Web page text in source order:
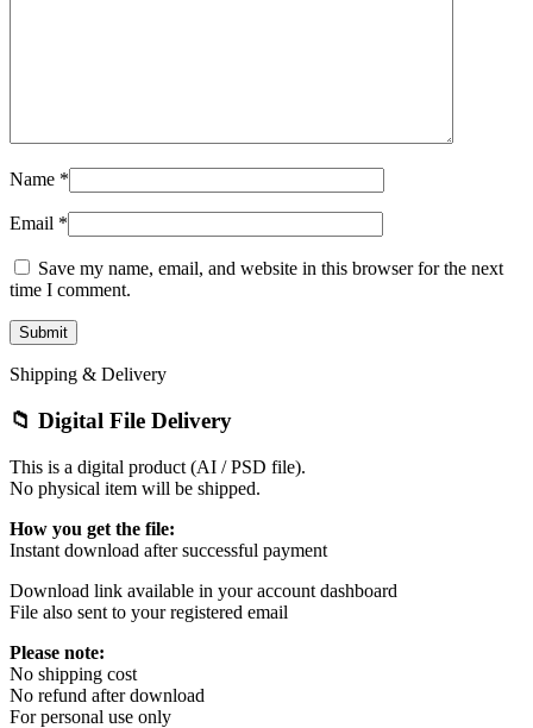
Name *
Email *
Save my name, email, and website in this browser for the next
time I comment.
Shipping & Delivery
📁 Digital File Delivery
This is a digital product (AI / PSD file).
No physical item will be shipped.
How you get the file:
Instant download after successful payment
Download link available in your account dashboard
File also sent to your registered email
Please note:
No shipping cost
No refund after download
For personal use only